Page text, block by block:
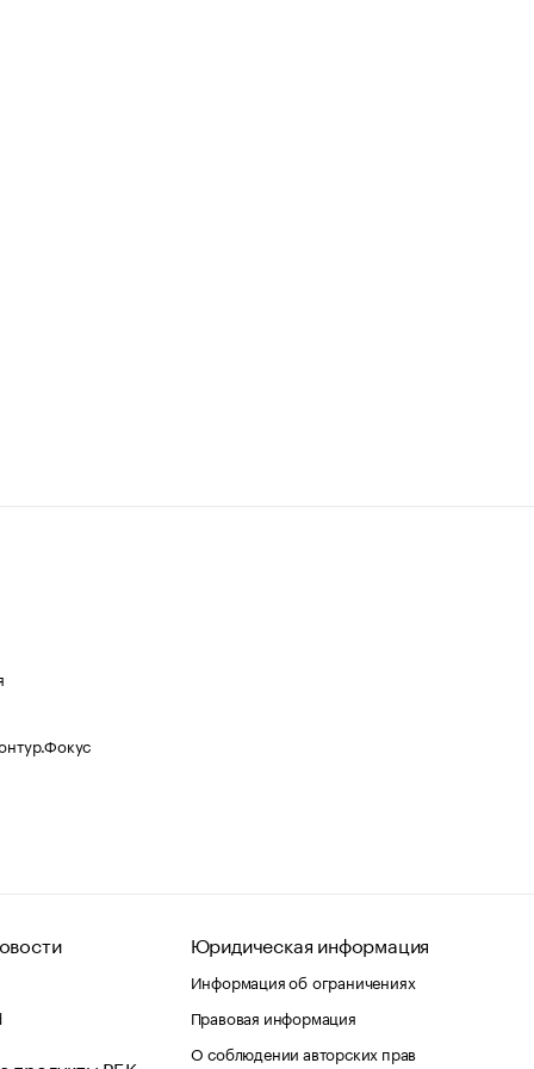
Юридическая информация
Информация об ограничениях
Правовая информация
О соблюдении авторских прав